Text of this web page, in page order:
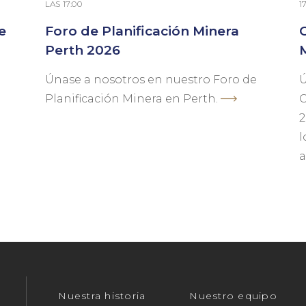
LAS 17:00
Foro de Planificación Minera
Perth 2026
Únase a nosotros en nuestro Foro de
Planificación Minera en Perth.
Nuestra historia Nuestro equipo